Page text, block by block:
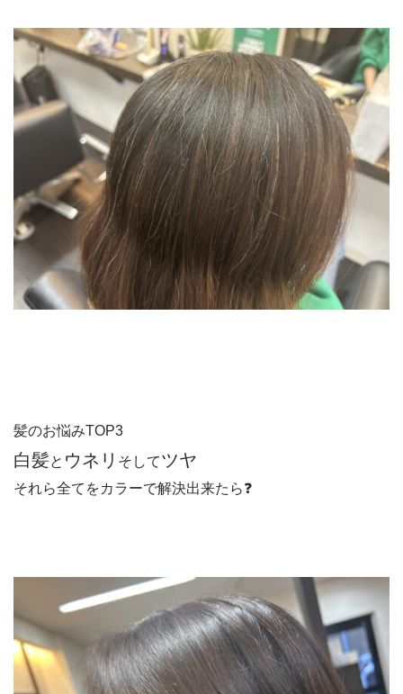
髪のお悩みTOP3
白髪と ウネリ そしてツヤ
それら全てをカラーで解決出来たら❓